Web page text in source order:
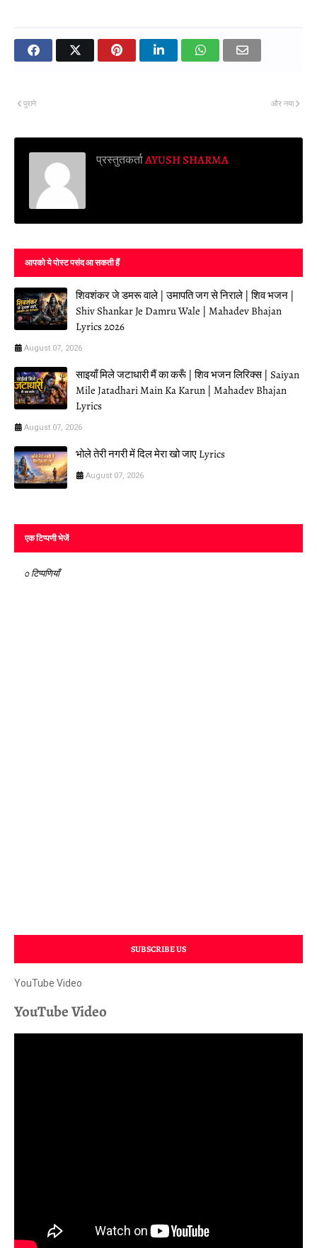
और नया
पुराने
प्रस्तुतकर्ताAYUSH SHARMA
आपको ये पोस्ट पसंद आ सकती हैं
शिवशंकर जे डमरू वाले | उमापति जग से निराले | शिव भजन |
Shiv Shankar Je Damru Wale | Mahadev Bhajan
Lyrics 2026
August 07, 2026
साइयाँ मिले जटाधारी मैं का करूँ | शिव भजन लिरिक्स | Saiyan
Mile Jatadhari Main Ka Karun | Mahadev Bhajan
Lyrics
August 07, 2026
भोले तेरी नगरी में दिल मेरा खो जाए Lyrics
August 07, 2026
एक टिप्पणी भेजें
0 टिप्पणियाँ
SUBSCRIBE US
YouTube Video
YouTube Video